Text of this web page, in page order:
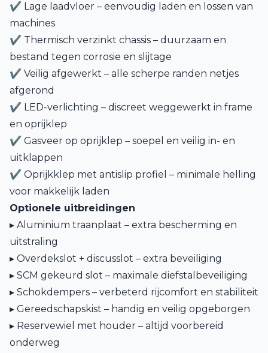
✔ Lage laadvloer – eenvoudig laden en lossen van
machines
✔ Thermisch verzinkt chassis – duurzaam en
bestand tegen corrosie en slijtage
✔ Veilig afgewerkt – alle scherpe randen netjes
afgerond
✔ LED-verlichting – discreet weggewerkt in frame
en oprijklep
✔ Gasveer op oprijklep – soepel en veilig in- en
uitklappen
✔ Oprijkklep met antislip profiel – minimale helling
voor makkelijk laden
Optionele uitbreidingen
▸ Aluminium traanplaat – extra bescherming en
uitstraling
▸ Overdekslot + discusslot – extra beveiliging
▸ SCM gekeurd slot – maximale diefstalbeveiliging
▸ Schokdempers – verbeterd rijcomfort en stabiliteit
▸ Gereedschapskist – handig en veilig opgeborgen
▸ Reservewiel met houder – altijd voorbereid
onderweg